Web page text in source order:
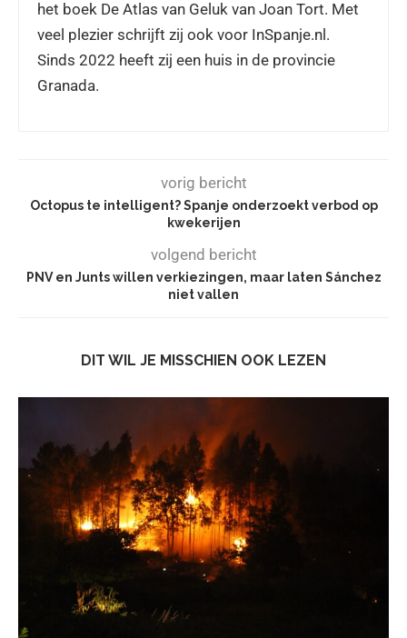
het boek De Atlas van Geluk van Joan Tort. Met
veel plezier schrijft zij ook voor InSpanje.nl.
Sinds 2022 heeft zij een huis in de provincie
Granada.
vorig bericht
Octopus te intelligent? Spanje onderzoekt verbod op
kwekerijen
volgend bericht
PNV en Junts willen verkiezingen, maar laten Sánchez
niet vallen
DIT WIL JE MISSCHIEN OOK LEZEN